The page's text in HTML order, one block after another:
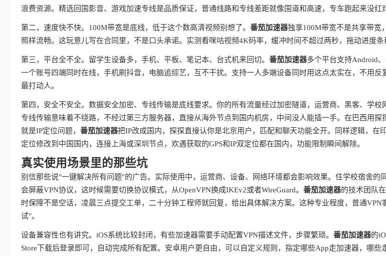
浪费资源。精选回国影音、游戏加速专线是品质保证，普通线路和专线差距就像国道和高速，专车跑起来没红
第二，速度快不快。100M带宽是底线，低于这个数高清视频别想了。 番茄加速器独享100M带宽不是共享带宽
照样流畅。这玩意儿写在合同里，不是口头承诺。实测看咪咕视频4K码率，缓冲时间不超过两秒，拖动进度条
第三，平台全不全。留学生设备多，手机、平板、笔记本、台式机来回切。 番茄加速器多个平台支持Android、
一个账号四端同时在线，手机刷抖音，电脑追综艺，互不干扰。支持一人多端设备同时用这点太实在，不用反
最打动人。
第四，安全不安全。数据安全加密、专线传输是底线要求。你的所有流量经过加密隧道，运营商、黑客、学校
专线传输意味着不绕路，不经过第三方服务器，直接从海外节点到国内机房，中间没人能插一手。在巴西用探
就是IP定位问题， 番茄加速器把IP改成国内，探探直接认你是北京用户，匹配和聊天功能全开。同样逻辑，在
定位修改到中国国内，连接上海或深圳节点，欢遇获取的GPS和IP双定位都在国内，功能限制瞬间解除。
真实使用场景里的那些坑
别信那些说"一键解决所有问题"的广告。实际使用中，运营商、设备、网络环境都会影响效果。住学校宿舍的
会屏蔽VPN协议，这时候需要切换协议模式，从OpenVPN换成IKEv2或者WireGuard。 番茄加速器的技术团队
时保障不是空话，凌晨三点提交工单，二十分钟工程师就回复，给出具体解决方案。这种专业程度，普通VPN
试"。
设备兼容性也有讲究。iOS系统比较封闭，有些加速器需要手动配置VPN描述文件，步骤繁琐。 番茄加速器的
Store下载后登录即可，自动完成所有配置。安卓用户更自由，可以自定义规则，指定哪些App走加速器，哪些